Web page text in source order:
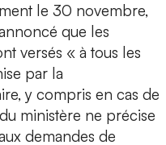
le 30 novembre,
que les
versés « à tous les
par la
y compris en cas de
ministère ne précise
demandes de